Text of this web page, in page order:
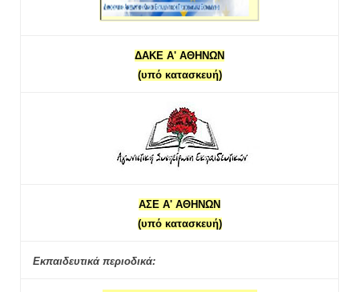
ΔΑΚΕ Α' ΑΘΗΝΩΝ
(υπό κατασκευή)
ΑΣΕ Α' ΑΘΗΝΩΝ
(υπό κατασκευή)
Εκπαιδευτικά περιοδικά: